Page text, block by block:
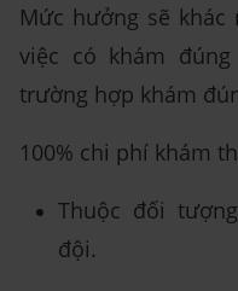
Mức hưởng sẽ
việc có khám
trường hợp khám
100% chi phí khám
Thuộc đối
đội.